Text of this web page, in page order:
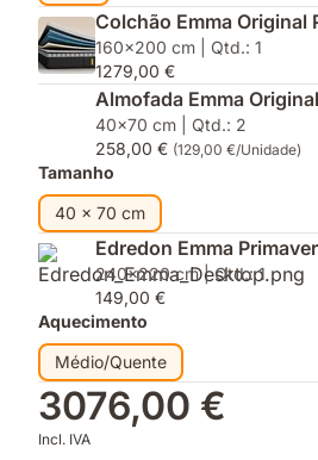
Colchão Emma Original
160x200 cm | Qtd.: 1
1279,00 €
Almofada Emma
40x70 cm | Qtd.: 2
258,00 € (129,00 €/Unidade)
Tamanho
40 x 70 cm
Edredon Emma
240x220 cm | Qtd.: 1
149,00 €
Aquecimento
Médio/Quente
3076,00 €
Incl. IVA